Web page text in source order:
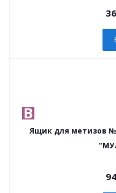
36
Ящик для метизов
94